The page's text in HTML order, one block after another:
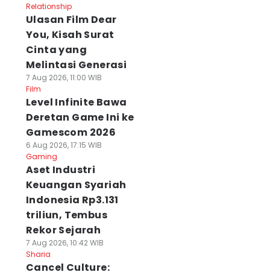
Relationship
Ulasan Film Dear
You, Kisah Surat
Cinta yang
Melintasi Generasi
7 Aug 2026, 11:00 WIB
Film
Level Infinite Bawa
Deretan Game Ini ke
Gamescom 2026
6 Aug 2026, 17:15 WIB
Gaming
Aset Industri
Keuangan Syariah
Indonesia Rp3.131
triliun, Tembus
Rekor Sejarah
7 Aug 2026, 10:42 WIB
Sharia
Cancel Culture: